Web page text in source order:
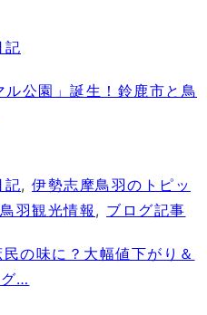
記
公園」誕生！鈴鹿市と鳥
記, 伊勢志摩鳥羽のトピッ
羽観光情報 , ブログ記事
の味に？大幅値下がり＆
…